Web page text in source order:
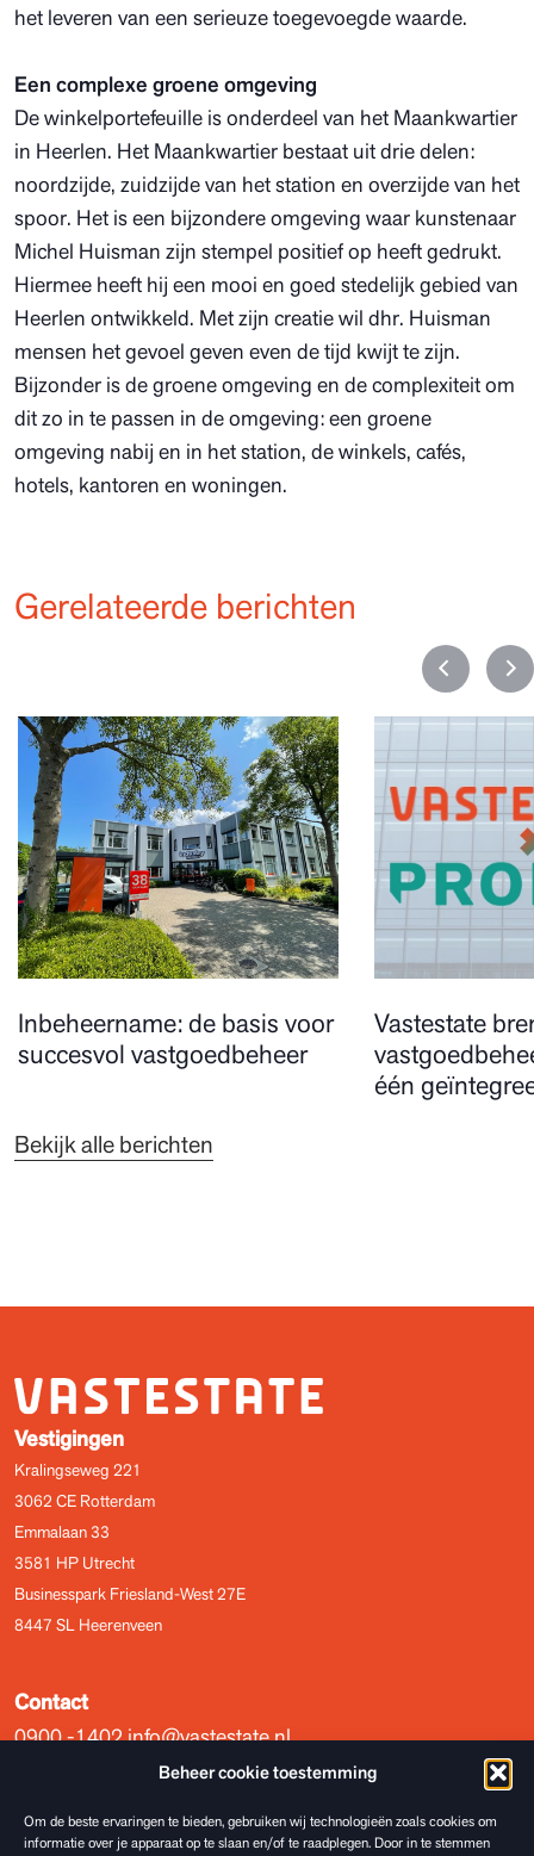
Beheer cookie toestemming
Om de beste ervaringen te bieden, gebruiken wij technologieën zoals cookies om
informatie over je apparaat op te slaan en/of te raadplegen. Door in te stemmen
het leveren van een serieuze toegevoegde waarde.
Een complexe groene omgeving
De winkelportefeuille is onderdeel van het Maankwartier
in Heerlen. Het Maankwartier bestaat uit drie delen:
noordzijde, zuidzijde van het station en overzijde van het
spoor. Het is een bijzondere omgeving waar kunstenaar
Michel Huisman zijn stempel positief op heeft gedrukt.
Hiermee heeft hij een mooi en goed stedelijk gebied van
Heerlen ontwikkeld. Met zijn creatie wil dhr. Huisman
mensen het gevoel geven even de tijd kwijt te zijn.
Bijzonder is de groene omgeving en de complexiteit om
dit zo in te passen in de omgeving: een groene
omgeving nabij en in het station, de winkels, cafés,
hotels, kantoren en woningen.
Gerelateerde berichten
Inbeheername: de basis voor
succesvol vastgoedbeheer
Vastestate
één
Bekijk alle berichten
Vestigingen
Kralingseweg 221
3062 CE Rotterdam
Emmalaan 33
3581 HP Utrecht
Businesspark Friesland-West 27E
8447 SL Heerenveen
Contact
0900 -1402info@vastestate.nl
Incassobrief ontvangen?